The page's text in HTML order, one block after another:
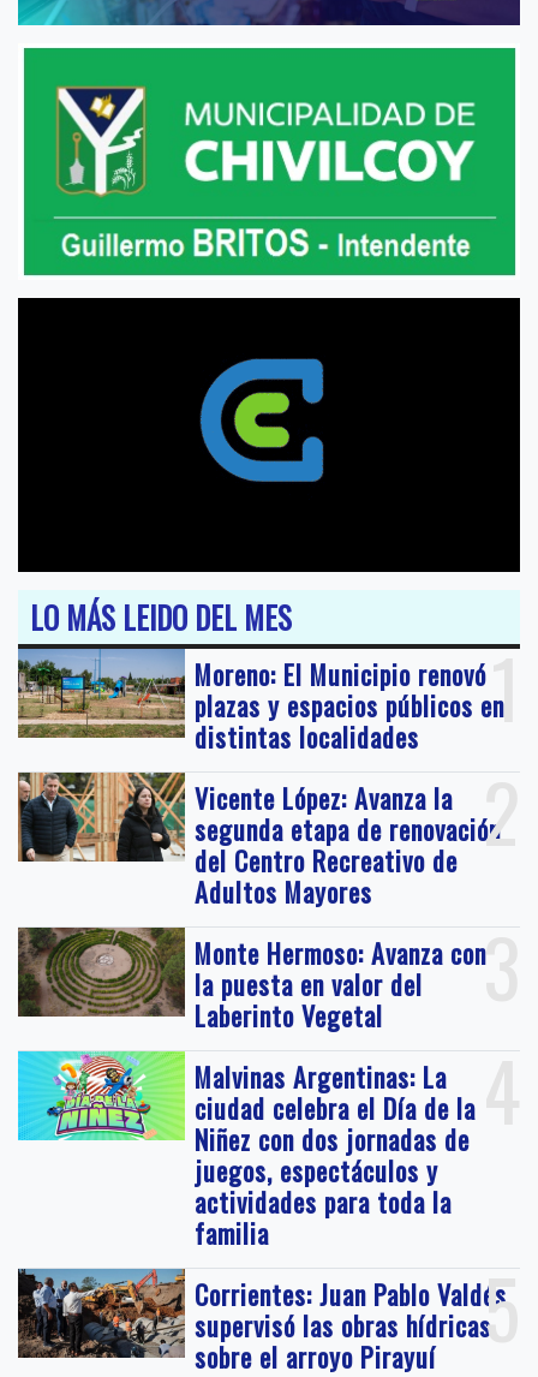
LO MÁS LEIDO DEL MES
1
Moreno: El Municipio renovó
plazas y espacios públicos en
distintas localidades
2
Vicente López: Avanza la
segunda etapa de renovación
del Centro Recreativo de
Adultos Mayores
3
Monte Hermoso: Avanza con
la puesta en valor del
Laberinto Vegetal
4
Malvinas Argentinas: La
ciudad celebra el Día de la
Niñez con dos jornadas de
juegos, espectáculos y
actividades para toda la
familia
5
Corrientes: Juan Pablo Valdés
supervisó las obras hídricas
sobre el arroyo Pirayuí